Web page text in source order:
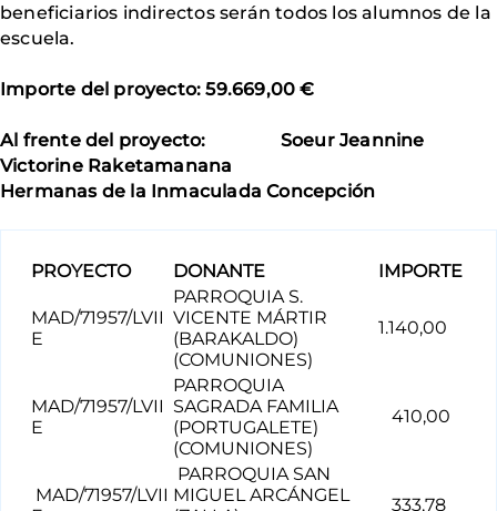
beneficiarios indirectos serán todos los alumnos de la
escuela.
Importe del proyecto: 59.669,00 €
Al frente del proyecto: Soeur Jeannine
Victorine Raketamanana
Hermanas de la Inmaculada Concepción
PROYECTO DONANTE IMPORTE
MAD/71957/LVII
E
PARROQUIA S.
VICENTE MÁRTIR
(BARAKALDO)
(COMUNIONES)
1.140,00
MAD/71957/LVII
E
PARROQUIA
SAGRADA FAMILIA
(PORTUGALETE)
(COMUNIONES)
410,00
MAD/71957/LVII
PARROQUIA SAN
MIGUEL ARCÁNGEL
333,78